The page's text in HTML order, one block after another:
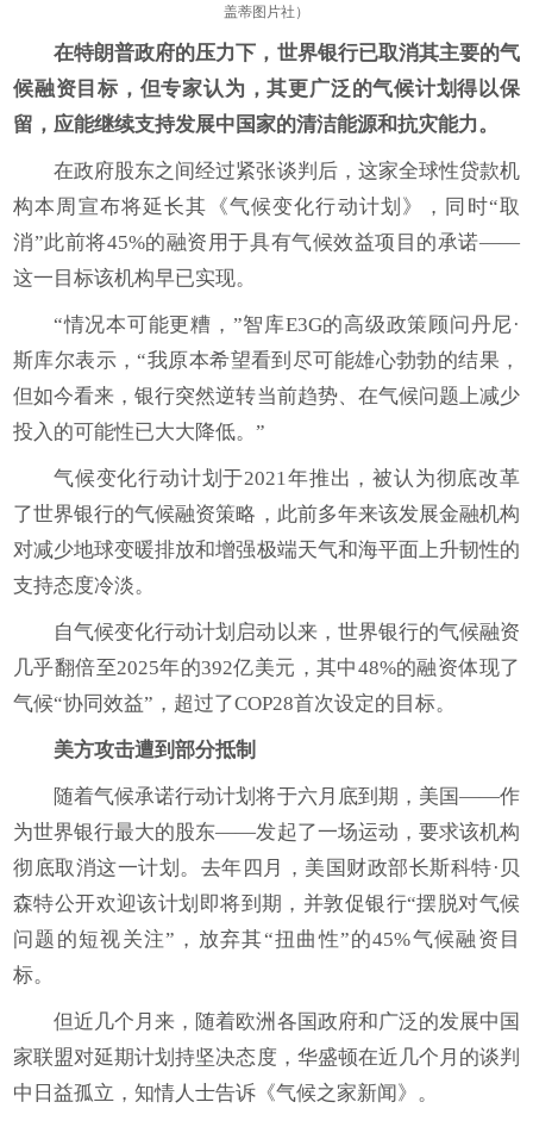
盖蒂图片社）
在特朗普政府的压力下，世界银行已取消其主要的气
候融资目标，但专家认为，其更广泛的气候计划得以保
留，应能继续支持发展中国家的清洁能源和抗灾能力。
在政府股东之间经过紧张谈判后，这家全球性贷款机
构本周宣布将延长其《气候变化行动计划》，同时“取
消”此前将45%的融资用于具有气候效益项目的承诺——
这一目标该机构早已实现。
“情况本可能更糟，”智库E3G的高级政策顾问丹尼·
斯库尔表示，“我原本希望看到尽可能雄心勃勃的结果，
但如今看来，银行突然逆转当前趋势、在气候问题上减少
投入的可能性已大大降低。”
气候变化行动计划于2021年推出，被认为彻底改革
了世界银行的气候融资策略，此前多年来该发展金融机构
对减少地球变暖排放和增强极端天气和海平面上升韧性的
支持态度冷淡。
自气候变化行动计划启动以来，世界银行的气候融资
几乎翻倍至2025年的392亿美元，其中48%的融资体现了
气候“协同效益”，超过了COP28首次设定的目标。
美方攻击遭到部分抵制
随着气候承诺行动计划将于六月底到期，美国——作
为世界银行最大的股东——发起了一场运动，要求该机构
彻底取消这一计划。去年四月，美国财政部长斯科特·贝
森特公开欢迎该计划即将到期，并敦促银行“摆脱对气候
问题的短视关注”，放弃其“扭曲性”的45%气候融资目
标。
但近几个月来，随着欧洲各国政府和广泛的发展中国
家联盟对延期计划持坚决态度，华盛顿在近几个月的谈判
中日益孤立，知情人士告诉《气候之家新闻》。